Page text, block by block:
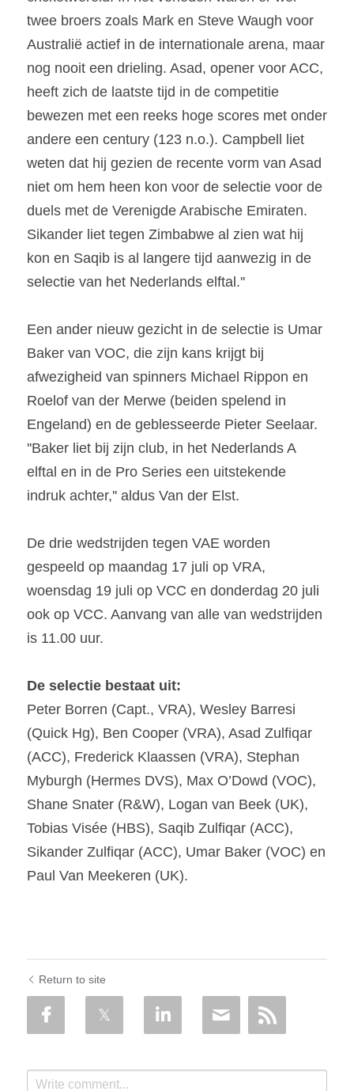
twee broers zoals Mark en Steve Waugh voor
Australië actief in de internationale arena, maar
nog nooit een drieling. Asad, opener voor ACC,
heeft zich de laatste tijd in de competitie
bewezen met een reeks hoge scores met onder
andere een century (123 n.o.). Campbell liet
weten dat hij gezien de recente vorm van Asad
niet om hem heen kon voor de selectie voor de
duels met de Verenigde Arabische Emiraten.
Sikander liet tegen Zimbabwe al zien wat hij
kon en Saqib is al langere tijd aanwezig in de
selectie van het Nederlands elftal.''
Een ander nieuw gezicht in de selectie is Umar
Baker van VOC, die zijn kans krijgt bij
afwezigheid van spinners Michael Rippon en
Roelof van der Merwe (beiden spelend in
Engeland) en de geblesseerde Pieter Seelaar.
''Baker liet bij zijn club, in het Nederlands A
elftal en in de Pro Series een uitstekende
indruk achter,'' aldus Van der Elst.
De drie wedstrijden tegen VAE worden
gespeeld op maandag 17 juli op VRA,
woensdag 19 juli op VCC en donderdag 20 juli
ook op VCC. Aanvang van alle van wedstrijden
is 11.00 uur.
De selectie bestaat uit:
Peter Borren (Capt., VRA), Wesley Barresi
(Quick Hg), Ben Cooper (VRA), Asad Zulfiqar
(ACC), Frederick Klaassen (VRA), Stephan
Myburgh (Hermes DVS), Max O’Dowd (VOC),
Shane Snater (R&W), Logan van Beek (UK),
Tobias Visée (HBS), Saqib Zulfiqar (ACC),
Sikander Zulfiqar (ACC), Umar Baker (VOC) en
Paul Van Meekeren (UK).
Return to site